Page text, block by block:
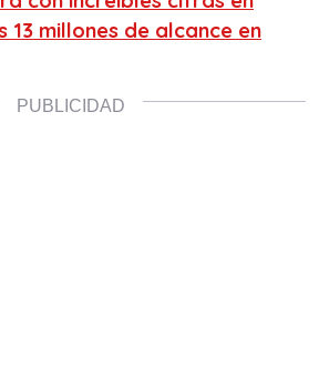
13 millones de alcance en